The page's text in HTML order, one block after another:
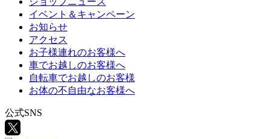
イベント＆キャンペーン
お知らせ
アクセス
お子様連れのお客様へ
車でお越しのお客様へ
自転車でお越しのお客様
お体の不自由なお客様へ
公式SNS